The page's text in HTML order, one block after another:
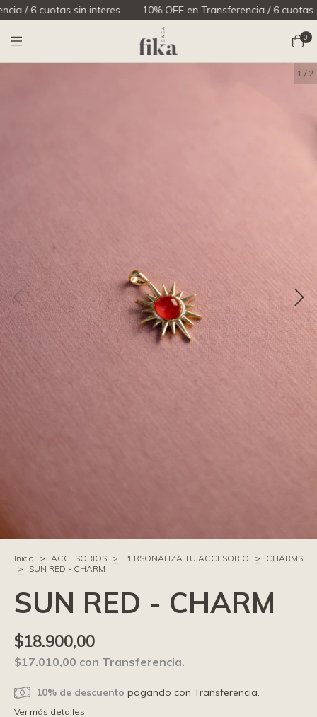
6 cuotas sin interes. 10% OFF en Transferencia / 6 cuotas sin
0
1 / 2
Inicio > ACCESORIOS > PERSONALIZA TU ACCESORIO >
CHARMS
>
SUN RED - CHARM
SUN RED - CHARM
$18.900,00
$17.010,00 con Transferencia.
10% de descuento pagando con Transferencia.
Ver más detalles